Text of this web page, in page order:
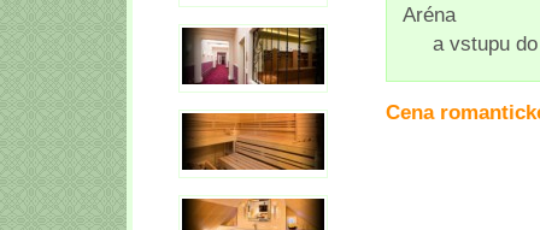
Aréna
a vstupu do
Cena